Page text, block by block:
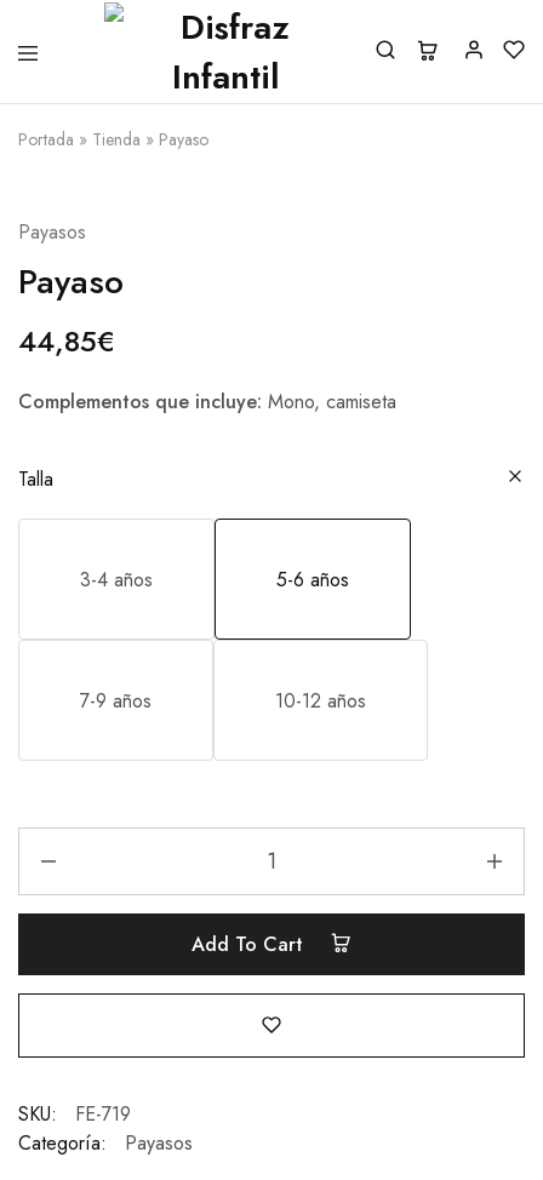
Portada » Tienda » Payaso
Payasos
Payaso
44,85€
Complementos que incluye: Mono, camiseta
Talla
3-4 años 5-6 años
7-9 años 10-12 años
Add To Cart
SKU:
FE-719
Categoría:
Payasos